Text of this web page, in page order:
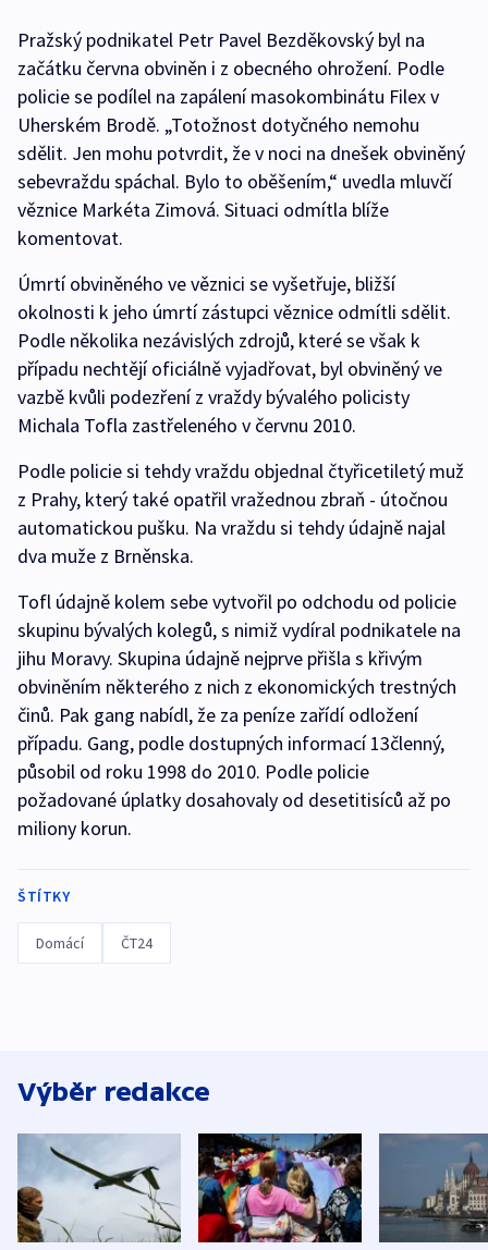
Pražský podnikatel Petr Pavel Bezděkovský byl na
začátku června obviněn i z obecného ohrožení. Podle
policie se podílel na zapálení masokombinátu Filex v
Uherském Brodě. „Totožnost dotyčného nemohu
sdělit. Jen mohu potvrdit, že v noci na dnešek obviněný
sebevraždu spáchal. Bylo to oběšením,“ uvedla mluvčí
věznice Markéta Zimová. Situaci odmítla blíže
komentovat.
Úmrtí obviněného ve věznici se vyšetřuje, bližší
okolnosti k jeho úmrtí zástupci věznice odmítli sdělit.
Podle několika nezávislých zdrojů, které se však k
případu nechtějí oficiálně vyjadřovat, byl obviněný ve
vazbě kvůli podezření z vraždy bývalého policisty
Michala Tofla zastřeleného v červnu 2010.
Podle policie si tehdy vraždu objednal čtyřicetiletý muž
z Prahy, který také opatřil vražednou zbraň - útočnou
automatickou pušku. Na vraždu si tehdy údajně najal
dva muže z Brněnska.
Tofl údajně kolem sebe vytvořil po odchodu od policie
skupinu bývalých kolegů, s nimiž vydíral podnikatele na
jihu Moravy. Skupina údajně nejprve přišla s křivým
obviněním některého z nich z ekonomických trestných
činů. Pak gang nabídl, že za peníze zařídí odložení
případu. Gang, podle dostupných informací 13členný,
působil od roku 1998 do 2010. Podle policie
požadované úplatky dosahovaly od desetitisíců až po
miliony korun.
ŠTÍTKY
Domácí ČT24
Výběr redakce